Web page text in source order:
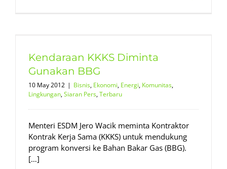
Kendaraan KKKS Diminta
Gunakan BBG
10 May 2012 | Bisnis, Ekonomi, Energi, Komunitas,
Lingkungan,Siaran Pers,Terbaru
Menteri ESDM Jero Wacik meminta Kontraktor
Kontrak Kerja Sama (KKKS) untuk mendukung
program konversi ke Bahan Bakar Gas (BBG).
[…]